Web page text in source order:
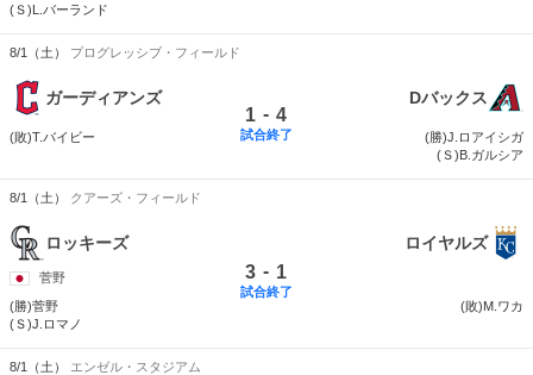
(Ｓ)L.バーランド
8/1（土） プログレッシブ・フィールド
ガーディアンズ
(敗)T.バイビー
1 - 4
試合終了
Dバックス
(勝)J.ロアイシガ
(Ｓ)B.ガルシア
8/1（土） クアーズ・フィールド
ロッキーズ
菅野
(勝)菅野
(Ｓ)J.ロマノ
3 - 1
試合終了
ロイヤルズ
(敗)M.ワカ
8/1（土） エンゼル・スタジアム